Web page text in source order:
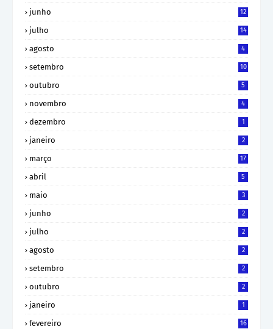
junho 12
julho 14
agosto 4
setembro 10
outubro 5
novembro 4
dezembro 1
janeiro 2
março 17
abril 5
maio 3
junho 2
julho 2
agosto 2
setembro 2
outubro 2
janeiro 1
fevereiro 16